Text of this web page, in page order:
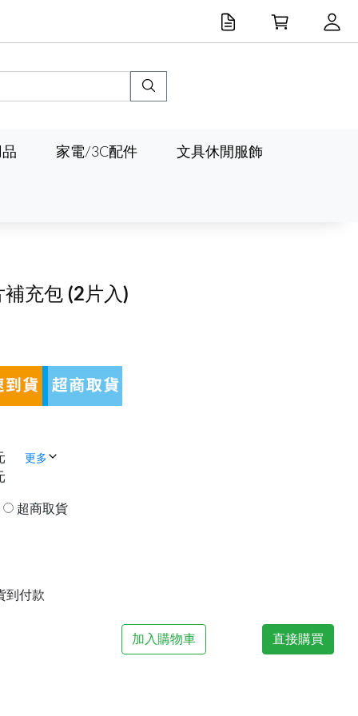
家電/3C配件 文具休閒服飾
補充包 (2片入)
更多
超商取貨
到付款
加入購物車 直接購買